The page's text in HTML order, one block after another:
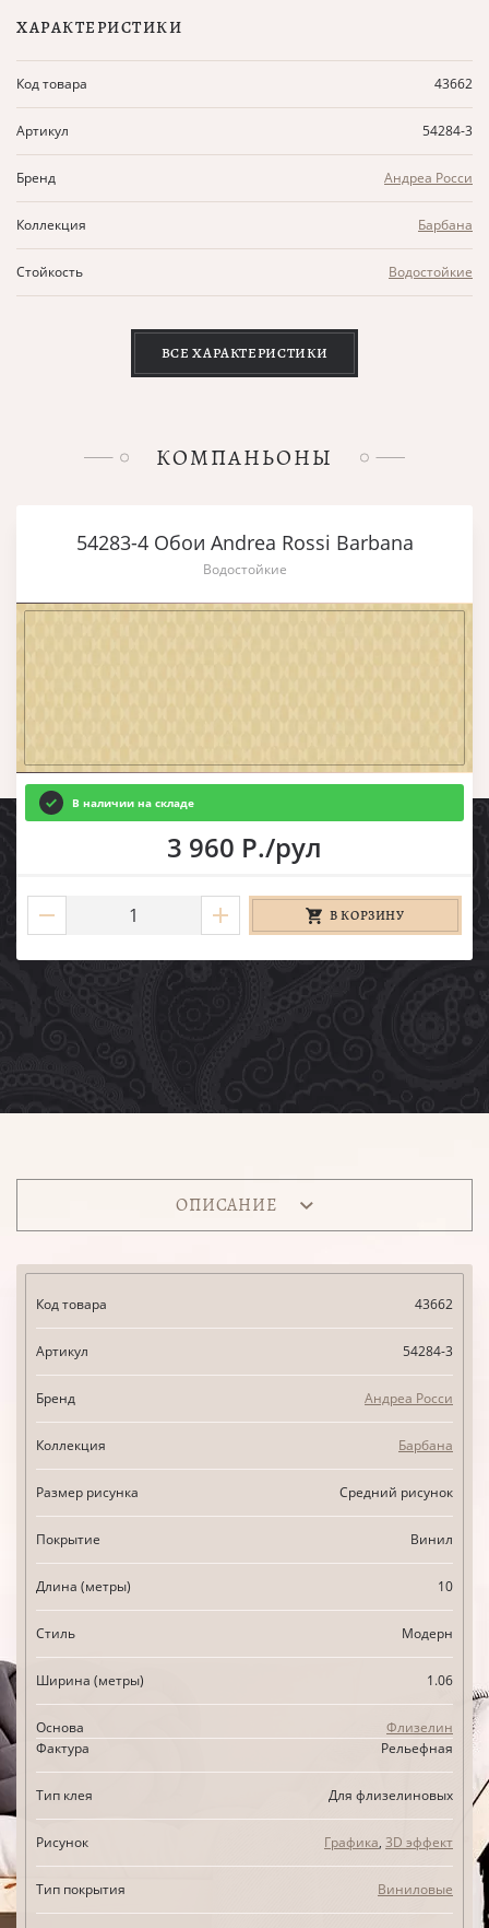
ХАРАКТЕРИСТИКИ
Код товара 43662
Артикул 54284-3
Бренд Андреа Росси
Коллекция Барбана
Стойкость Водостойкие
ВСЕ ХАРАКТЕРИСТИКИ
КОМПАНЬОНЫ
54283-4 Обои Andrea Rossi Barbana
Водостойкие
В наличии на складе
3 960 Р./рул
В КОРЗИНУ
ОПИСАНИЕ
Код товара 43662
Артикул 54284-3
Бренд Андреа Росси
Коллекция Барбана
Размер рисунка Средний рисунок
Покрытие Винил
Длина (метры) 10
Стиль Модерн
Ширина (метры) 1.06
Основа
Флизелин
Фактура
Рельефная
Тип клея Для флизелиновых
Рисунок Графика, 3D эффект
Тип покрытия Виниловые